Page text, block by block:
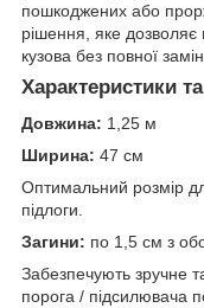
пошкоджених або
рішення, яке дозволяє
кузова без повної
Характеристики
Довжина: 1,25 м
Ширина: 47 см
Оптимальний розмір
підлоги.
Загини: по 1,5 см з
Забезпечують зручне
порога / підсилювача